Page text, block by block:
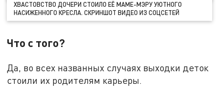
ХВАСТОВСТВО ДОЧЕРИ СТОИЛО ЕЁ МАМЕ-МЭРУ УЮТНОГО
НАСИЖЕННОГО КРЕСЛА. СКРИНШОТ ВИДЕО ИЗ СОЦСЕТЕЙ
Что с того?
Да, во всех названных случаях выходки деток
стоили их родителям карьеры.